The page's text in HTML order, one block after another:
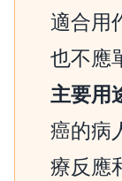
適合用
也不應
主要用
癌的病
療反應